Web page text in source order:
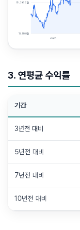
19,368원
15,190원
2024
3. 연평균 수익률
기간
3년전 대비
5년전 대비
7년전 대비
10년전 대비